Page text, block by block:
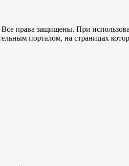
права защищены. При
порталом, на страницах